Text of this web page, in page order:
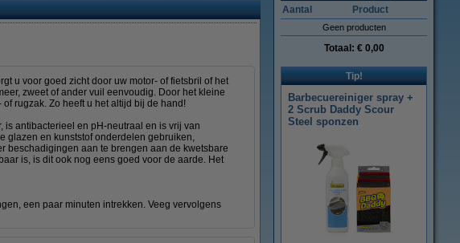
u voor goed zicht door uw motor- of fietsbril of het
zweet of ander vuil eenvoudig. Door het kleine
rugzak. Zo heeft u het altijd bij de hand!
is antibacterieel en pH-neutraal en is vrij van
glazen en kunststof onderdelen gebruiken,
beschadigingen aan te brengen aan de kwetsbare
is, is dit ook nog eens goed voor de aarde. Het
een paar minuten intrekken. Veeg vervolgens
Aantal Product
Geen producten
Totaal: € 0,00
Tip!
Barbecuereiniger spray +
2 Scrub Daddy Scour
Steel sponzen